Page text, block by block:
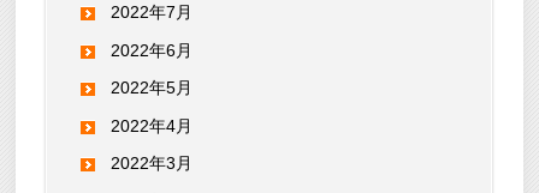
2022年7月
2022年6月
2022年5月
2022年4月
2022年3月